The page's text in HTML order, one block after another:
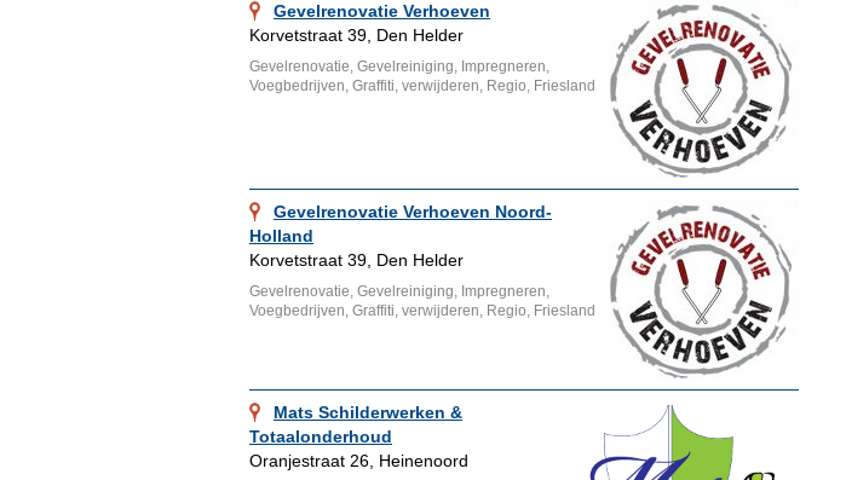
Gevelrenovatie Verhoeven
Korvetstraat 39, Den Helder
Gevelrenovatie, Gevelreiniging, Impregneren,
Voegbedrijven, Graffiti, verwijderen, Regio, Friesland
Gevelrenovatie Verhoeven Noord-
Holland
Korvetstraat 39, Den Helder
Gevelrenovatie, Gevelreiniging, Impregneren,
Voegbedrijven, Graffiti, verwijderen, Regio, Friesland
Mats Schilderwerken &
Totaalonderhoud
Oranjestraat 26, Heinenoord